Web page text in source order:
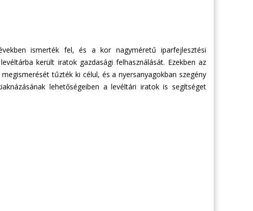
ismerték fel, és a kor nagyméretű iparfejlesztési
került iratok gazdasági felhasználását. Ezekben az
tűzték ki célul, és a nyersanyagokban szegény
lehetőségeiben a levéltári iratok is segítséget